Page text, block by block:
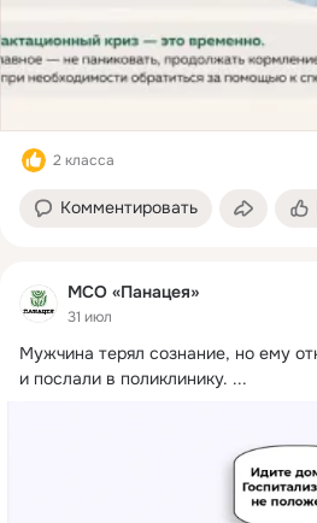
2 класса
Комментировать
МСО «Панацея»
31 июл
Мужчина терял сознание, но ему
и послали в поликлинику. ...